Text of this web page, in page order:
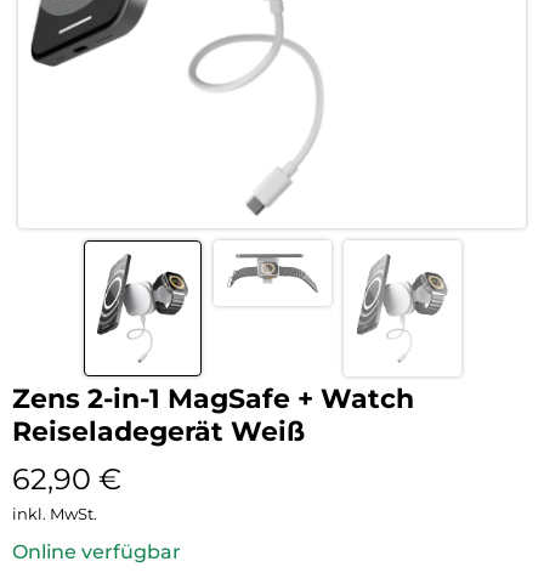
Zens 2-in-1 MagSafe + Watch
Reiseladegerät Weiß
62,90 €
inkl. MwSt.
Online verfügbar